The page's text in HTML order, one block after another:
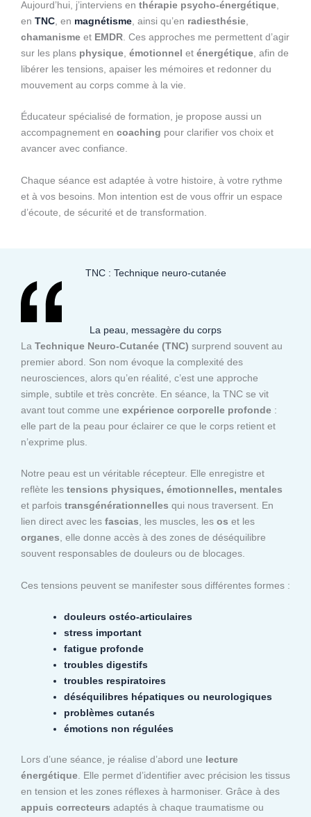
Aujourd’hui, j’interviens en thérapie psycho-énergétique
en TNC , en magnétisme , ainsi qu’en radiesthésie
chamanisme et EMDR . Ces approches me permettent d’agir
sur les plans physique émotionnel et énergétique , afin de
libérer les tensions, apaiser les mémoires et redonner du
mouvement au corps comme à la vie.
Éducateur spécialisé de formation, je propose aussi un
accompagnement en coaching pour clarifier vos choix et
avancer avec confiance.
Chaque séance est adaptée à votre histoire, à votre rythme
et à vos besoins. Mon intention est de vous offrir un espace
d’écoute, de sécurité et de transformation.
TNC : Technique neuro-cutanée
La peau, messagère du corps
La Technique Neuro-Cutanée (TNC) surprend souvent au
premier abord. Son nom évoque la complexité des
neurosciences, alors qu’en réalité, c’est une approche
simple, subtile et très concrète. En séance, la TNC se vit
avant tout comme une expérience corporelle profonde :
elle part de la peau pour éclairer ce que le corps retient et
n’exprime plus.
Notre peau est un véritable récepteur. Elle enregistre et
reflète les tensions physiques, émotionnelles, mentales
et parfois transgénérationnelles qui nous traversent. En
lien direct avec les fascias, les muscles, les os et les
organes, elle donne accès à des zones de déséquilibre
souvent responsables de douleurs ou de blocages.
Ces tensions peuvent se manifester sous différentes formes :
douleurs ostéo-articulaires
stress important
fatigue profonde
troubles digestifs
troubles respiratoires
déséquilibres hépatiques ou neurologiques
problèmes cutanés
émotions non régulées
Lors d’une séance, je réalise d’abord une lecture
énergétique . Elle permet d’identifier avec précision les tissus
en tension et les zones réflexes à harmoniser. Grâce à des
appuis correcteurs adaptés à chaque traumatisme ou